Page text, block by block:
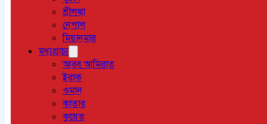
শ্রীলঙ্কা
নেপাল
মিয়ানমার
মধ্যপ্রাচ্য
আরব আমিরাত
ইরাক
ওমান
কাতার
কুয়েত